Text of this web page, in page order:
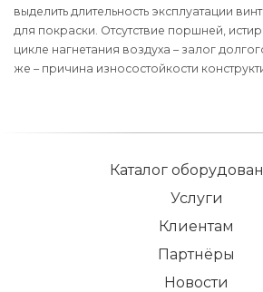
выделить длительность эксплуатации
для покраски. Отсутствие поршней,
цикле нагнетания воздуха – залог
же – причина износостойкости
Каталог
Услуги
Клиентам
Партнёры
Новости